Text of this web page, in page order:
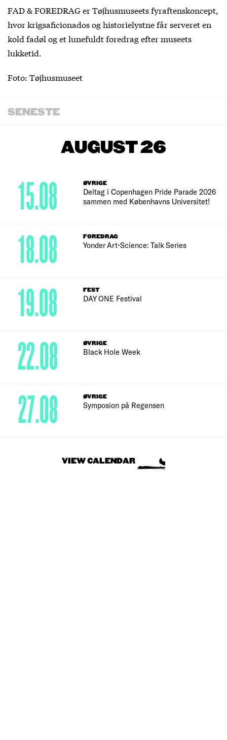
FAD & FOREDRAG er Tøjhusmuseets fyraftenskoncept,
hvor krigsaficionados og historielystne får serveret en
kold fadøl og et lunefuldt foredrag efter museets
lukketid.
Foto: Tøjhusmuseet
SENESTE
AUGUST 26
ØVRIGE
Deltag i Copenhagen Pride Parade 2026
sammen med Københavns Universitet!
15.08
FOREDRAG
Yonder Art•Science: Talk Series
18.08
FEST
DAY ONE Festival
19.08
ØVRIGE
Black Hole Week
22.08
ØVRIGE
Symposion på Regensen
27.08
VIEW CALENDAR